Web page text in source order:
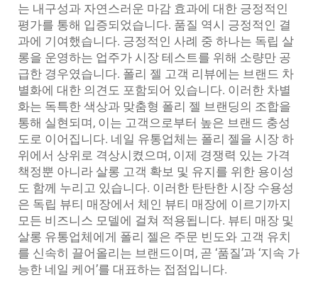
는 내구성과 자연스러운 마감 효과에 대한 긍정적인
평가를 통해 입증되었습니다. 품질 역시 긍정적인 결
과에 기여했습니다. 긍정적인 사례 중 하나는 독립 살
롱을 운영하는 업주가 시장 테스트를 위해 소량만 공
급한 경우였습니다. 폴리 젤 고객 리뷰에는 브랜드 차
별화에 대한 의견도 포함되어 있습니다. 이러한 차별
화는 독특한 색상과 맞춤형 폴리 젤 브랜딩의 조합을
통해 실현되며, 이는 고객으로부터 높은 브랜드 충성
도로 이어집니다. 네일 유통업체는 폴리 젤을 시장 하
위에서 상위로 격상시켰으며, 이제 경쟁력 있는 가격
책정뿐 아니라 살롱 고객 확보 및 유지를 위한 용이성
도 함께 누리고 있습니다. 이러한 탄탄한 시장 수용성
은 독립 뷰티 매장에서 체인 뷰티 매장에 이르기까지
모든 비즈니스 모델에 걸쳐 적용됩니다. 뷰티 매장 및
살롱 유통업체에게 폴리 젤은 주문 빈도와 고객 유치
를 신속히 끌어올리는 브랜드이며, 곧 ‘품질’과 ‘지속 가
능한 네일 케어’를 대표하는 접점입니다.